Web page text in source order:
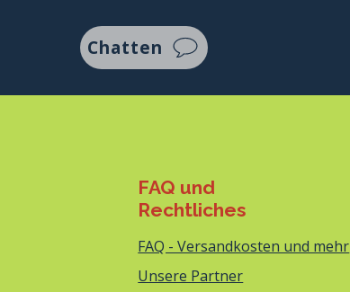
Chatten
FAQ und
Rechtliches
FAQ - Versandkosten und mehr
Unsere Partner